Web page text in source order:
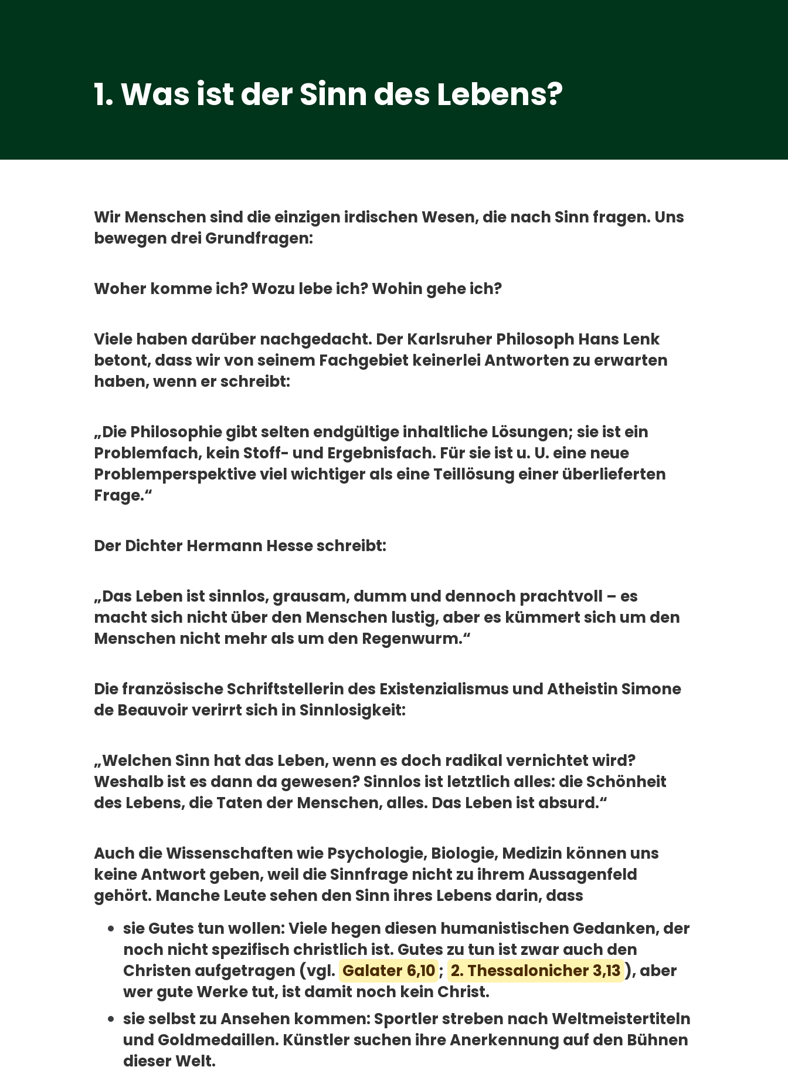
1. Was ist der Sinn des Lebens?
Wir Menschen sind die einzigen irdischen Wesen, die nach Sinn fragen. Uns
bewegen drei Grundfragen:
Woher komme ich? Wozu lebe ich? Wohin gehe ich?
Viele haben darüber nachgedacht. Der Karlsruher Philosoph Hans Lenk
betont, dass wir von seinem Fachgebiet keinerlei Antworten zu erwarten
haben, wenn er schreibt:
„Die Philosophie gibt selten endgültige inhaltliche Lösungen; sie ist ein
Problemfach, kein Stoff- und Ergebnisfach. Für sie ist u. U. eine neue
Problemperspektive viel wichtiger als eine Teillösung einer überlieferten
Frage.“
Der Dichter Hermann Hesse schreibt:
„Das Leben ist sinnlos, grausam, dumm und dennoch prachtvoll – es
macht sich nicht über den Menschen lustig, aber es kümmert sich um den
Menschen nicht mehr als um den Regenwurm.“
Die französische Schriftstellerin des Existenzialismus und Atheistin Simone
de Beauvoir verirrt sich in Sinnlosigkeit:
„Welchen Sinn hat das Leben, wenn es doch radikal vernichtet wird?
Weshalb ist es dann da gewesen? Sinnlos ist letztlich alles: die Schönheit
des Lebens, die Taten der Menschen, alles. Das Leben ist absurd.“
Auch die Wissenschaften wie Psychologie, Biologie, Medizin können uns
keine Antwort geben, weil die Sinnfrage nicht zu ihrem Aussagenfeld
gehört. Manche Leute sehen den Sinn ihres Lebens darin, dass
sie Gutes tun wollen: Viele hegen diesen humanistischen Gedanken, der
noch nicht spezifisch christlich ist. Gutes zu tun ist zwar auch den
Christen aufgetragen (vgl. Galater 6,10 ; 2. Thessalonicher 3,13 ), aber
wer gute Werke tut, ist damit noch kein Christ.
sie selbst zu Ansehen kommen: Sportler streben nach Weltmeistertiteln
und Goldmedaillen. Künstler suchen ihre Anerkennung auf den Bühnen
dieser Welt.